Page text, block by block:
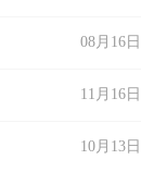
08月16日
11月16日
10月13日